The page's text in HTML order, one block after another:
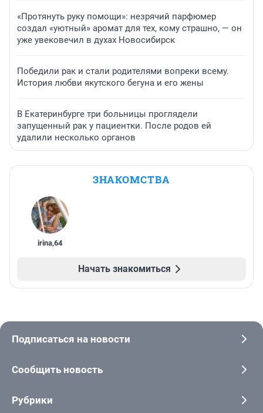
«Протянуть руку помощи»: незрячий парфюмер
создал «уютный» аромат для тех, кому страшно, — он
уже увековечил в духах Новосибирск
Победили рак и стали родителями вопреки всему.
История любви якутского бегуна и его жены
В Екатеринбурге три больницы проглядели
запущенный рак у пациентки. После родов ей
удалили несколько органов
ЗНАКОМСТВА
irina,64
Начать знакомиться
Подписаться на новости
Сообщить новость
Рубрики